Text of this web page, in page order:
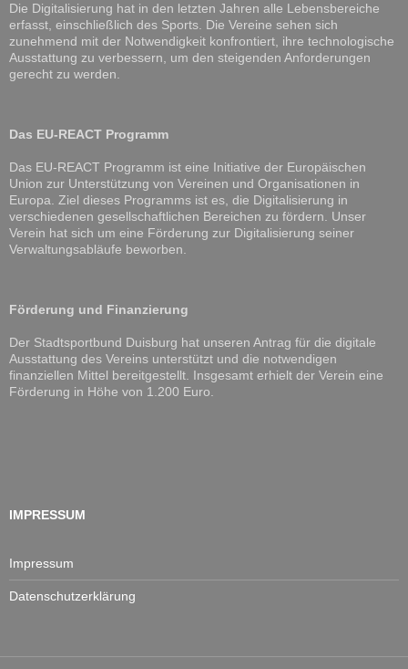
Die Digitalisierung hat in den letzten Jahren alle Lebensbereiche
erfasst, einschließlich des Sports. Die Vereine sehen sich
zunehmend mit der Notwendigkeit konfrontiert, ihre technologische
Ausstattung zu verbessern, um den steigenden Anforderungen
gerecht zu werden.
Das EU-REACT Programm
Das EU-REACT Programm ist eine Initiative der Europäischen
Union zur Unterstützung von Vereinen und Organisationen in
Europa. Ziel dieses Programms ist es, die Digitalisierung in
verschiedenen gesellschaftlichen Bereichen zu fördern. Unser
Verein hat sich um eine Förderung zur Digitalisierung seiner
Verwaltungsabläufe beworben.
Förderung und Finanzierung
Der Stadtsportbund Duisburg hat unseren Antrag für die digitale
Ausstattung des Vereins unterstützt und die notwendigen
finanziellen Mittel bereitgestellt. Insgesamt erhielt der Verein eine
Förderung in Höhe von 1.200 Euro.
IMPRESSUM
Impressum
Datenschutzerklärung